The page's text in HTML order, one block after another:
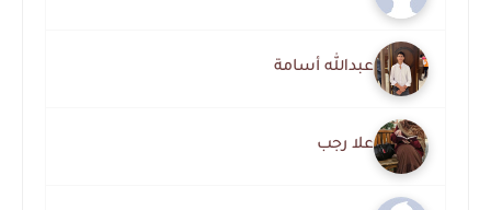
عبدالله أسامة
علا رجب